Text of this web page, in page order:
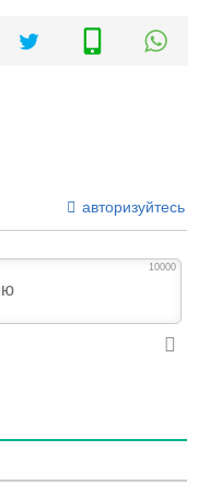
авторизуйтесь
10000